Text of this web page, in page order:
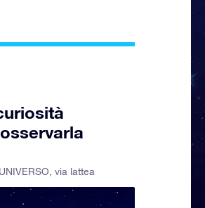
UNIVERSO via lattea